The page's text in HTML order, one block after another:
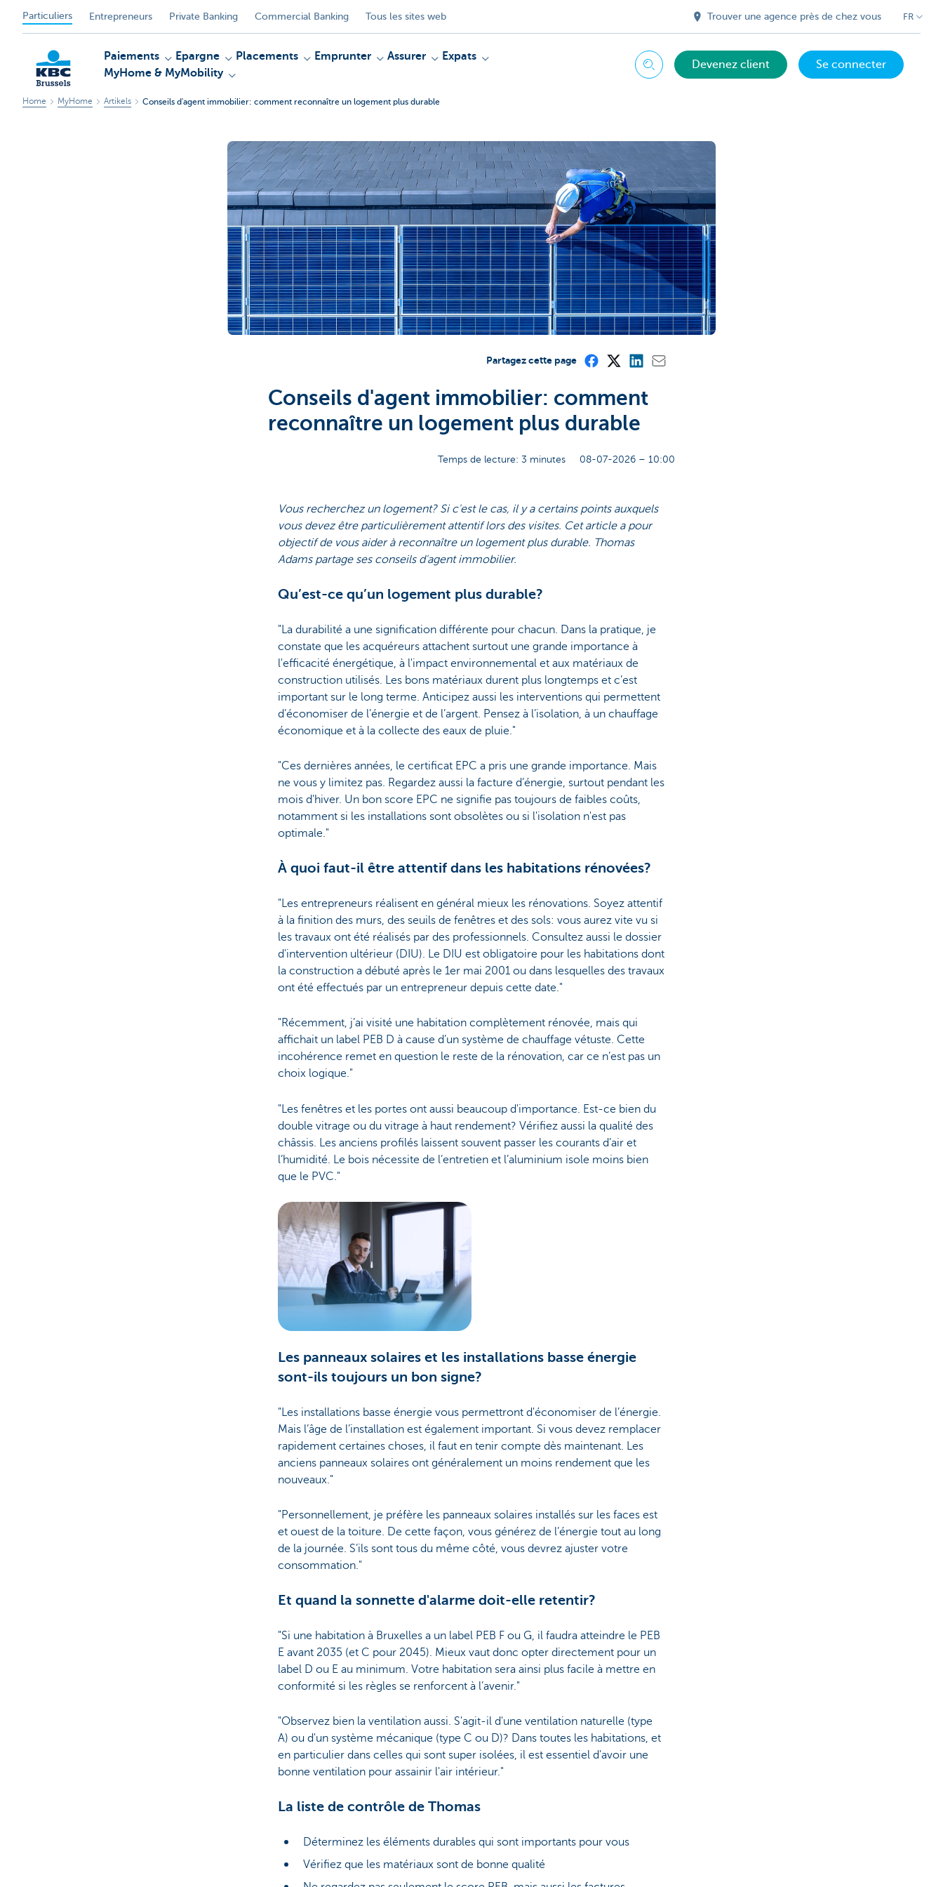
Particuliers Entrepreneurs Private Banking Commercial Banking Tous les sites web Trouver une agence près de chez vous FR
Paiements Epargne Placements Emprunter Assurer
Expats
MyHome & MyMobility
ChercherDevenez client Se connecter
Home MyHome Artikels Conseils d'agent immobilier: comment reconnaître un logement plus durable
Partagez cette page
Conseils d'agent immobilier: comment
reconnaître un logement plus durable
Temps de lecture: 3 minutes 08-07-2026 – 10:00
Vous recherchez un logement? Si c'est le cas, il y a certains points auxquels
vous devez être particulièrement attentif lors des visites. Cet article a pour
objectif de vous aider à reconnaître un logement plus durable. Thomas
Adams partage ses conseils d'agent immobilier.
Qu’est-ce qu’un logement plus durable?
"La durabilité a une signification différente pour chacun. Dans la pratique, je
constate que les acquéreurs attachent surtout une grande importance à
l'efficacité énergétique, à l'impact environnemental et aux matériaux de
construction utilisés. Les bons matériaux durent plus longtemps et c’est
important sur le long terme. Anticipez aussi les interventions qui permettent
d’économiser de l’énergie et de l’argent. Pensez à l’isolation, à un chauffage
économique et à la collecte des eaux de pluie."
"Ces dernières années, le certificat EPC a pris une grande importance. Mais
ne vous y limitez pas. Regardez aussi la facture d’énergie, surtout pendant les
mois d'hiver. Un bon score EPC ne signifie pas toujours de faibles coûts,
notamment si les installations sont obsolètes ou si l'isolation n'est pas
optimale."
À quoi faut-il être attentif dans les habitations rénovées?
"Les entrepreneurs réalisent en général mieux les rénovations. Soyez attentif
à la finition des murs, des seuils de fenêtres et des sols: vous aurez vite vu si
les travaux ont été réalisés par des professionnels. Consultez aussi le dossier
d'intervention ultérieur (DIU). Le DIU est obligatoire pour les habitations dont
la construction a débuté après le 1er mai 2001 ou dans lesquelles des travaux
ont été effectués par un entrepreneur depuis cette date."
"Récemment, j’ai visité une habitation complètement rénovée, mais qui
affichait un label PEB D à cause d’un système de chauffage vétuste. Cette
incohérence remet en question le reste de la rénovation, car ce n’est pas un
choix logique."
"Les fenêtres et les portes ont aussi beaucoup d'importance. Est-ce bien du
double vitrage ou du vitrage à haut rendement? Vérifiez aussi la qualité des
châssis. Les anciens profilés laissent souvent passer les courants d’air et
l’humidité. Le bois nécessite de l’entretien et l’aluminium isole moins bien
que le PVC."
Les panneaux solaires et les installations basse énergie
sont-ils toujours un bon signe?
"Les installations basse énergie vous permettront d'économiser de l’énergie.
Mais l’âge de l’installation est également important. Si vous devez remplacer
rapidement certaines choses, il faut en tenir compte dès maintenant. Les
anciens panneaux solaires ont généralement un moins rendement que les
nouveaux."
"Personnellement, je préfère les panneaux solaires installés sur les faces est
et ouest de la toiture. De cette façon, vous générez de l’énergie tout au long
de la journée. S’ils sont tous du même côté, vous devrez ajuster votre
consommation."
Et quand la sonnette d'alarme doit-elle retentir?
"Si une habitation à Bruxelles a un label PEB F ou G, il faudra atteindre le PEB
E avant 2035 (et C pour 2045). Mieux vaut donc opter directement pour un
label D ou E au minimum. Votre habitation sera ainsi plus facile à mettre en
conformité si les règles se renforcent à l’avenir."
"Observez bien la ventilation aussi. S'agit-il d'une ventilation naturelle (type
A) ou d'un système mécanique (type C ou D)? Dans toutes les habitations, et
en particulier dans celles qui sont super isolées, il est essentiel d'avoir une
bonne ventilation pour assainir l'air intérieur."
La liste de contrôle de Thomas
Déterminez les éléments durables qui sont importants pour vous
Vérifiez que les matériaux sont de bonne qualité